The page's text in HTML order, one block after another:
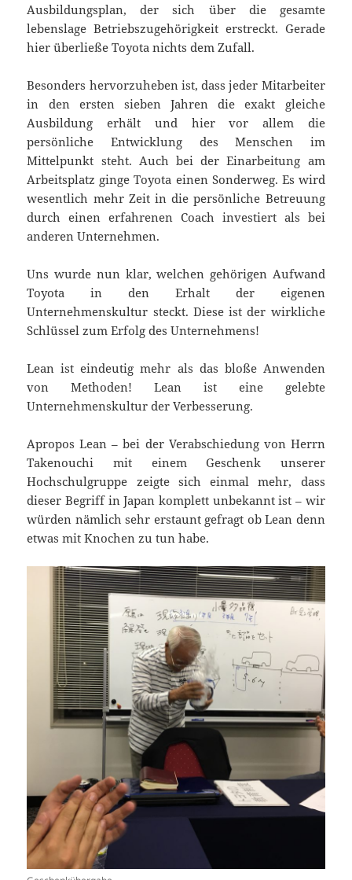
Ausbildungsplan, der sich über die gesamte
lebenslage Betriebszugehörigkeit erstreckt. Gerade
hier überließe Toyota nichts dem Zufall.
Besonders hervorzuheben ist, dass jeder Mitarbeiter
in den ersten sieben Jahren die exakt gleiche
Ausbildung erhält und hier vor allem die
persönliche Entwicklung des Menschen im
Mittelpunkt steht. Auch bei der Einarbeitung am
Arbeitsplatz ginge Toyota einen Sonderweg. Es wird
wesentlich mehr Zeit in die persönliche Betreuung
durch einen erfahrenen Coach investiert als bei
anderen Unternehmen.
Uns wurde nun klar, welchen gehörigen Aufwand
Toyota in den Erhalt der eigenen
Unternehmenskultur steckt. Diese ist der wirkliche
Schlüssel zum Erfolg des Unternehmens!
Lean ist eindeutig mehr als das bloße Anwenden
von Methoden! Lean ist eine gelebte
Unternehmenskultur der Verbesserung.
Apropos Lean – bei der Verabschiedung von Herrn
Takenouchi mit einem Geschenk unserer
Hochschulgruppe zeigte sich einmal mehr, dass
dieser Begriff in Japan komplett unbekannt ist – wir
würden nämlich sehr erstaunt gefragt ob Lean denn
etwas mit Knochen zu tun habe.